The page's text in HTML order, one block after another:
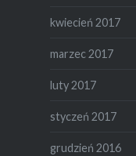
kwiecień 2017
marzec 2017
luty 2017
styczeń 2017
grudzień 2016